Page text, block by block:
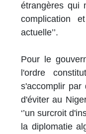
étrangères qui
complication
actuelle’’.
Pour le
l'ordre
s'accomplir par
d'éviter au
‘’un surcroit
la diplomatie